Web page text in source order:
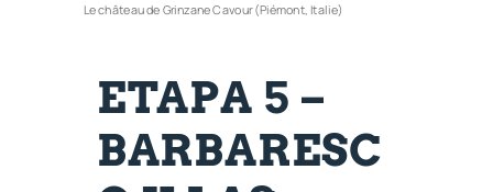
Le château de Grinzane Cavour (Piémont, Italie)
ETAPA 5 –
BARBARESC